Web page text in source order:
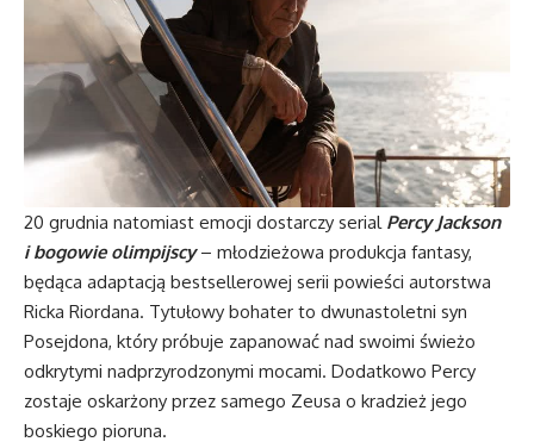
20 grudnia natomiast emocji dostarczy serial Percy Jackson
i bogowie olimpijscy– młodzieżowa produkcja fantasy,
będąca adaptacją bestsellerowej serii powieści autorstwa
Ricka Riordana. Tytułowy bohater to dwunastoletni syn
Posejdona, który próbuje zapanować nad swoimi świeżo
odkrytymi nadprzyrodzonymi mocami. Dodatkowo Percy
zostaje oskarżony przez samego Zeusa o kradzież jego
boskiego pioruna.